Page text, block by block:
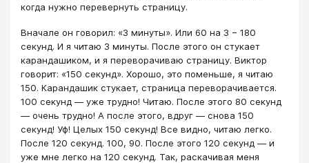
когда нужно перевернуть страницу.
Вначале он говорил: «3 минуты». Или 60 на 3 − 180
секунд. И я читаю 3 минуты. После этого он стукает
карандашиком, и я переворачиваю страницу. Виктор
говорит: «150 секунд». Хорошо, это поменьше, я читаю
150. Карандашик стукает, страница переворачивается.
100 секунд — уже трудно! Читаю. После этого 80 секунд
— очень трудно! А после этого, вдруг — снова 150
секунд! Уф! Целых 150 секунд! Все видно, читаю легко.
После 120 секунд. 100, 90. После этого 120 секунд — и
уже мне легко на 120 секунд. Так, раскачивая меня